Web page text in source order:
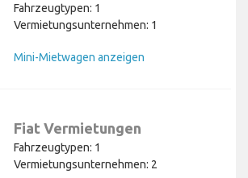
Fahrzeugtypen: 1
Vermietungsunternehmen: 1
Mini-Mietwagen anzeigen
Fiat Vermietungen
Fahrzeugtypen: 1
Vermietungsunternehmen: 2